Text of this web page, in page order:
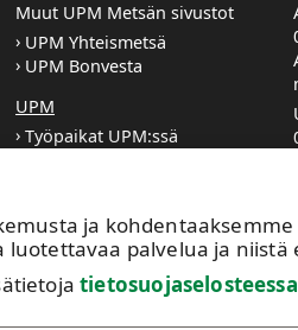
ja
palvelua ja niistä
tietosuojaselosteessa
Muut UPM Metsän sivustot
UPM Yhteismetsä
UPM Bonvesta
UPM
Työpaikat UPM:ssä